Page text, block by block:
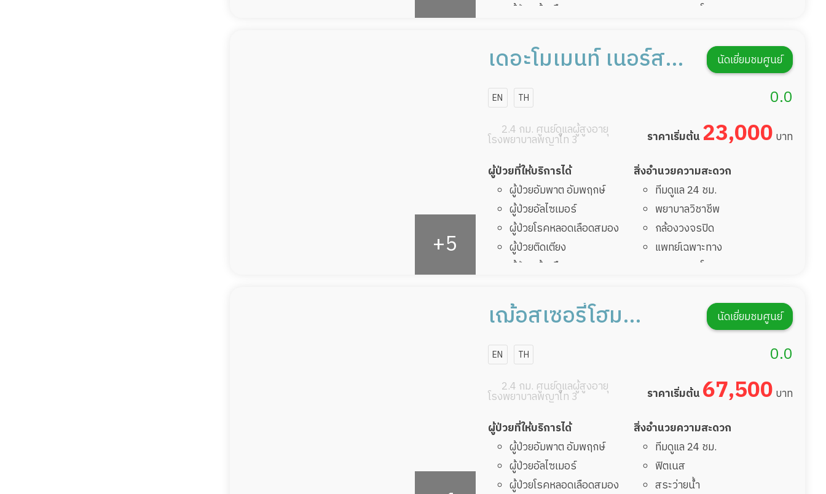
ผู้ป่วยเส้นเลือดสมองแตก
ผู้ป่วยพักฟื้นหลังผ่าตัด
อาหารตามโภชนาการ
กายภาพบำบัด
กิจกรรมนันทนาการนัดเยี่ยมชมศูนย์
เดอะโมเมนท์ เนอร์สซิ่ง
โฮม
EN TH 0.0
2.4 กม. ศูนย์ดูแลผู้สูงอายุ
โรงพยาบาลพญาไท 3 ราคาเริ่มต้น 23,000 บาท
ผู้ป่วยที่ให้บริการได้
ผู้ป่วยอัมพาต อัมพฤกษ์
ผู้ป่วยอัลไซเมอร์
ผู้ป่วยโรคหลอดเลือดสมอง
ผู้ป่วยติดเตียง
ผู้ป่วยเส้นเลือดสมองแตก
ทับ
ผู้ป่วยพักฟื้นหลังผ่าตัด
สิ่งอำนวยความสะดวก
ทีมดูแล 24 ชม.
พยาบาลวิชาชีพ
กล้องวงจรปิด
แพทย์เฉพาะทาง
อาหารตามโภชนาการ
กายภาพบำบัด
กิจกรรมนันทนาการนัดเยี่ยมชมศูนย์
เฌ้อสเซอรี่โฮม
พรีเมียม ซีเนียร์แคร์
EN TH 0.0
2.4 กม. ศูนย์ดูแลผู้สูงอายุ
โรงพยาบาลพญาไท 3 ราคาเริ่มต้น 67,500 บาท
ผู้ป่วยที่ให้บริการได้
ผู้ป่วยอัมพาต อัมพฤกษ์
ผู้ป่วยอัลไซเมอร์
ผู้ป่วยโรคหลอดเลือดสมอง
สิ่งอำนวยความสะดวก
ทีมดูแล 24 ชม.
ฟิตเนส
สระว่ายน้ำ